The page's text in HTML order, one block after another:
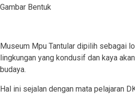
Gambar Bentuk
Museum Mpu Tantular dipilih sebagai
lingkungan yang kondusif dan kaya
budaya.
Hal ini sejalan dengan mata pelajaran